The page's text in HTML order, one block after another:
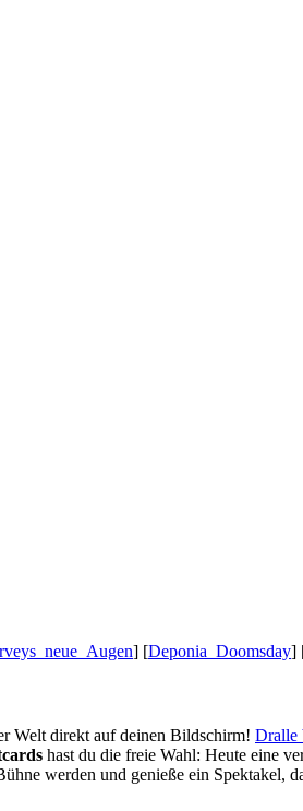
] [Deponia_Doomsday]
Welt direkt auf deinen Bildschirm! Dralle
hast du die freie Wahl: Heute eine
werden und genieße ein Spektakel,